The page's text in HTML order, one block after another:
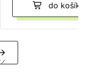
do košíka